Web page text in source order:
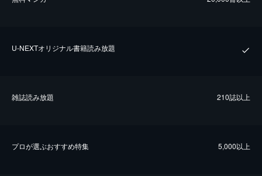
U-NEXTオリジナル書籍読み放題
雑誌読み放題 210誌以上
プロが選ぶおすすめ特集 5,000以上